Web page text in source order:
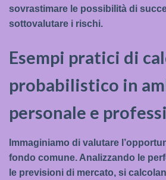
sovrastimare le possibilità di
sottovalutare i rischi.
Esempi pratici di
probabilistico in
personale e
Immaginiamo di valutare
fondo comune. Analizzando le
le previsioni di mercato, si